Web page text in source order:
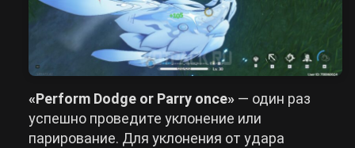
«Perform Dodge or Parry once» — один раз
успешно проведите уклонение или
парирование. Для уклонения от удара